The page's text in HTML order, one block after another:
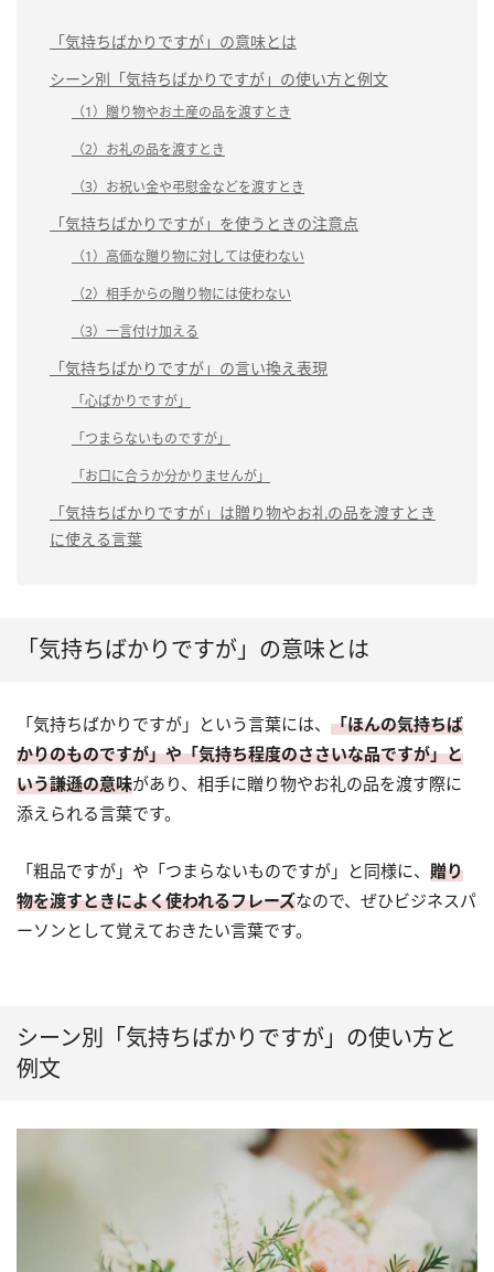
「気持ちばかりですが」の意味とは
シーン別「気持ちばかりですが」の使い方と例文
（1）贈り物やお土産の品を渡すとき
（2）お礼の品を渡すとき
（3）お祝い金や弔慰金などを渡すとき
「気持ちばかりですが」を使うときの注意点
（1）高価な贈り物に対しては使わない
（2）相手からの贈り物には使わない
（3）一言付け加える
「気持ちばかりですが」の言い換え表現
「心ばかりですが」
「つまらないものですが」
「お口に合うか分かりませんが」
「気持ちばかりですが」は贈り物やお礼の品を渡すとき
に使える言葉
「気持ちばかりですが」の意味とは
「気持ちばかりですが」という言葉には、 「ほんの気持ちば
かりのものですが」や「気持ち程度のささいな品ですが」と
いう謙遜の意味があり、相手に贈り物やお礼の品を渡す際に
添えられる言葉です。
「粗品ですが」や「つまらないものですが」と同様に、 贈り
物を渡すときによく使われるフレーズなので、ぜひビジネスパ
ーソンとして覚えておきたい言葉です。
シーン別「気持ちばかりですが」の使い方と
例文